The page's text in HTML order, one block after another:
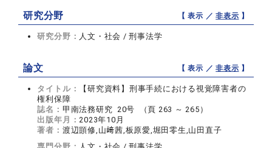
研究分野 【 表示 ／非表示 】
研究分野： 人文・社会 / 刑事法学
論文 【 表示 ／非表示 】
タイトル：
【研究資料】刑事手続における視覚障害者の
権利保障
誌名： 甲南法務研究 20号 （頁 263 ～ 265）
出版年月：2023年10月
著者： 渡辺顗修,山﨑茜,板原愛,堀田零生,山田直子